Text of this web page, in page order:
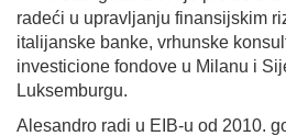
radeći u upravljanju finansijskim
italijanske banke, vrhunske
investicione fondove u Milanu i
Luksemburgu.
Alesandro radi u EIB-u od 2010.